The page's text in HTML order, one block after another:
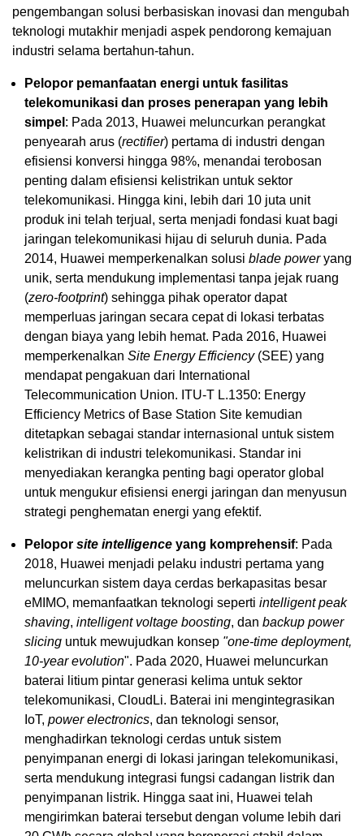
pengembangan solusi berbasiskan inovasi dan mengubah
teknologi mutakhir menjadi aspek pendorong kemajuan
industri selama bertahun-tahun.
Pelopor pemanfaatan energi untuk fasilitas
telekomunikasi dan proses penerapan yang lebih
simpel : Pada 2013, Huawei meluncurkan perangkat
penyearah arus (rectifier) pertama di industri dengan
efisiensi konversi hingga 98%, menandai terobosan
penting dalam efisiensi kelistrikan untuk sektor
telekomunikasi. Hingga kini, lebih dari 10 juta unit
produk ini telah terjual, serta menjadi fondasi kuat bagi
jaringan telekomunikasi hijau di seluruh dunia. Pada
2014, Huawei memperkenalkan solusi blade poweryang
unik, serta mendukung implementasi tanpa jejak ruang
(zero-footprint) sehingga pihak operator dapat
memperluas jaringan secara cepat di lokasi terbatas
dengan biaya yang lebih hemat. Pada 2016, Huawei
memperkenalkan Site Energy Efficiency (SEE) yang
mendapat pengakuan dari International
Telecommunication Union. ITU-T L.1350: Energy
Efficiency Metrics of Base Station Site kemudian
ditetapkan sebagai standar internasional untuk sistem
kelistrikan di industri telekomunikasi. Standar ini
menyediakan kerangka penting bagi operator global
untuk mengukur efisiensi energi jaringan dan menyusun
strategi penghematan energi yang efektif.
Pelopor site intelligence yang komprehensif: Pada
2018, Huawei menjadi pelaku industri pertama yang
meluncurkan sistem daya cerdas berkapasitas besar
eMIMO, memanfaatkan teknologi seperti intelligent peak
shaving, intelligent voltage boosting, dan backup power
slicing untuk mewujudkan konsep "one-time deployment,
10-year evolution". Pada 2020, Huawei meluncurkan
baterai litium pintar generasi kelima untuk sektor
telekomunikasi, CloudLi. Baterai ini mengintegrasikan
IoT, power electronics, dan teknologi sensor,
menghadirkan teknologi cerdas untuk sistem
penyimpanan energi di lokasi jaringan telekomunikasi,
serta mendukung integrasi fungsi cadangan listrik dan
penyimpanan listrik. Hingga saat ini, Huawei telah
mengirimkan baterai tersebut dengan volume lebih dari